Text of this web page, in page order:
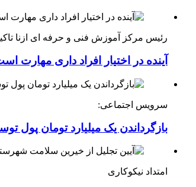
رئیس مرکز آموزش فنی و حرفه ای ازنا
آینده در اختیار افراد داری مهارت
سرویس اجتماعی:
بازگرداندن یک میلیارد تومان پول
امتداد نیکوکاری